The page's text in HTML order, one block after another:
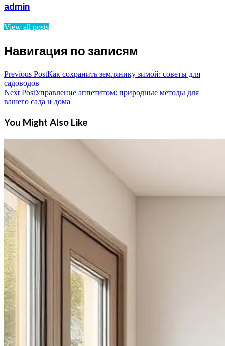
admin
View all posts
Навигация по записям
Previous PostКак сохранить землянику зимой: советы для
садоводов
Next PostУправление аппетитом: природные методы для
вашего сада и дома
You Might Also Like